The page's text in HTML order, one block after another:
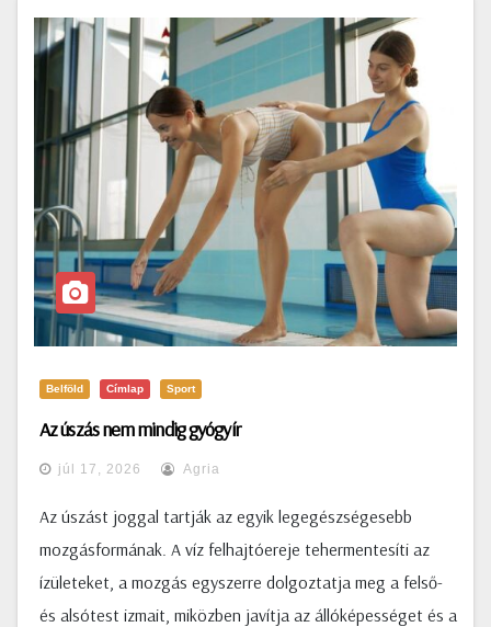
Belföld Címlap Sport
Az úszás nem mindig gyógyír
júl 17, 2026 Agria
Az úszást joggal tartják az egyik legegészségesebb
mozgásformának. A víz felhajtóereje tehermentesíti az
ízületeket, a mozgás egyszerre dolgoztatja meg a felső-
és alsótest izmait, miközben javítja az állóképességet és a